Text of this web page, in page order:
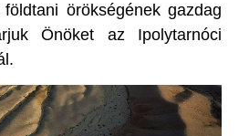
örökségének gazdag
Önöket az Ipolytarnóci